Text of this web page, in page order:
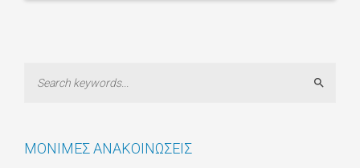
Search
ΜΌΝΙΜΕΣ ΑΝΑΚΟΙΝΏΣΕΙΣ